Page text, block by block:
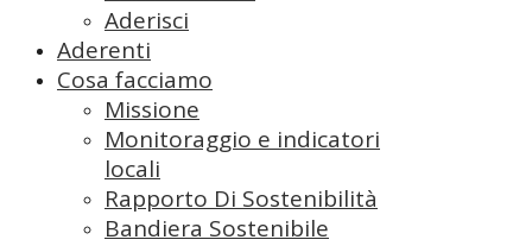
Aderisci
Aderenti
Cosa facciamo
Missione
Monitoraggio e indicatori
locali
Rapporto Di Sostenibilità
Bandiera Sostenibile